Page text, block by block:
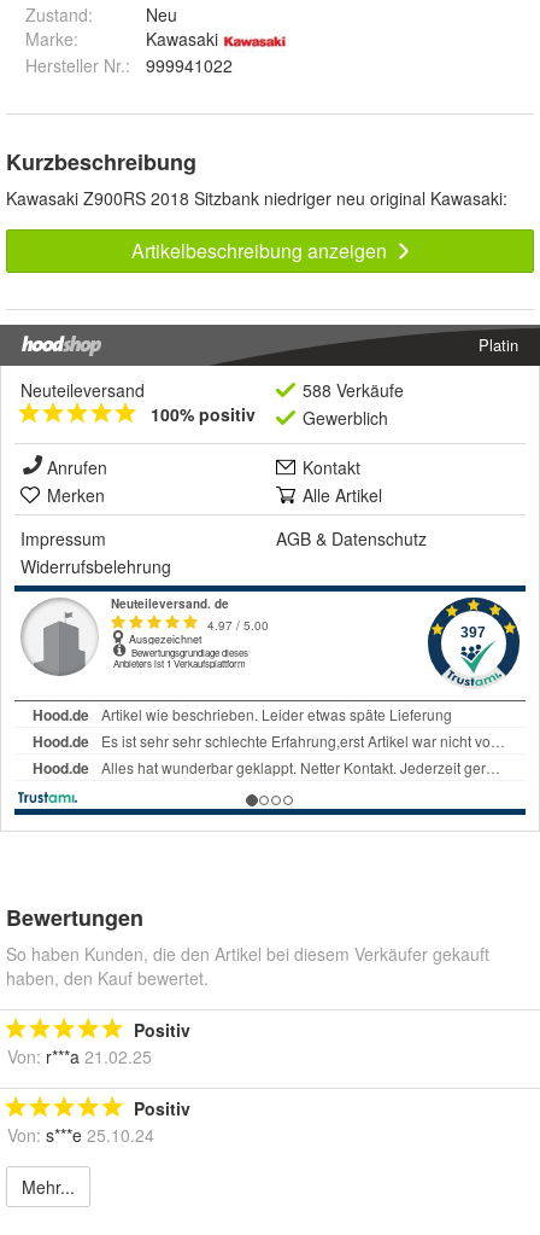
Zustand:
Neu
Marke:
Kawasaki
Hersteller Nr.:
999941022
Kurzbeschreibung
Kawasaki Z900RS 2018 Sitzbank niedriger neu original Kawasaki:
Artikelbeschreibung anzeigen
Platin
Neuteileversand
100% positiv
588 Verkäufe
Gewerblich
Anrufen
Kontakt
Merken
Alle Artikel
Impressum
AGB & Datenschutz
Widerrufsbelehrung
Bewertungen
So haben Kunden, die den Artikel bei diesem Verkäufer gekauft
haben, den Kauf bewertet.
Positiv
Von: r***a 21.02.25
Positiv
Von: s***e 25.10.24
Mehr...